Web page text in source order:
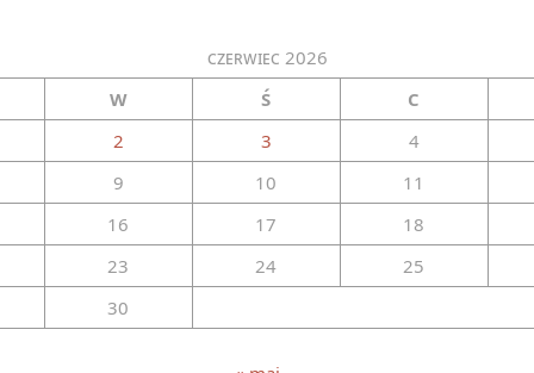
czerwiec 2026
W
Ś
C
2
3
4
9
10
11
16
17
18
23
24
25
30